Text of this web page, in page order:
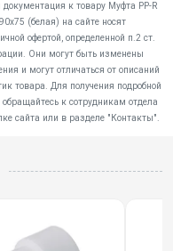
документация к товару Муфта PP-R
(белая) на сайте носят
офертой, определенной п.2 ст.
Они могут быть изменены
и могут отличаться от описаний
товара. Для получения подробной
к сотрудникам отдела
сайта или в разделе "Контакты".